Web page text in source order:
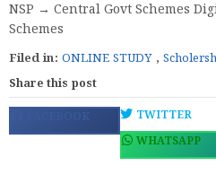
NSP → Central Govt Schemes
Schemes
Filed in: ONLINE STUDY,
Share this post
FACEBOOK TWITTER
WHATSAPP